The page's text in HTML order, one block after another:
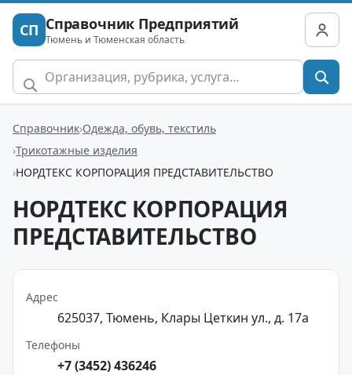
СП Справочник Предприятий
Тюмень и Тюменская область
Справочник Одежда, обувь, текстиль
Трикотажные изделия
НОРДТЕКС КОРПОРАЦИЯ ПРЕДСТАВИТЕЛЬСТВО
НОРДТЕКС КОРПОРАЦИЯ
ПРЕДСТАВИТЕЛЬСТВО
Адрес
625037, Тюмень, Клары Цеткин ул., д. 17а
Телефоны
+7 (3452) 436246